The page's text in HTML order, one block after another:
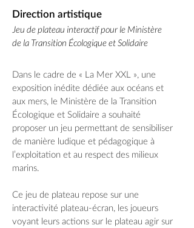
Direction artistique
Jeu de plateau interactif pour le Ministère
de la Transition Écologique et Solidaire
Dans le cadre de « La Mer XXL », une
exposition inédite dédiée aux océans et
aux mers, le Ministère de la Transition
Écologique et Solidaire a souhaité
proposer un jeu permettant de sensibiliser
de manière ludique et pédagogique à
l’exploitation et au respect des milieux
marins.
Ce jeu de plateau repose sur une
interactivité plateau-écran, les joueurs
voyant leurs actions sur le plateau agir sur